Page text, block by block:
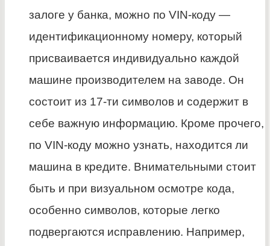
залоге у банка, можно по VIN-коду —
идентификационному номеру, который
присваивается индивидуально каждой
машине производителем на заводе. Он
состоит из 17-ти символов и содержит в
себе важную информацию. Кроме прочего,
по VIN-коду можно узнать, находится ли
машина в кредите. Внимательными стоит
быть и при визуальном осмотре кода,
особенно символов, которые легко
подвергаются исправлению. Например,